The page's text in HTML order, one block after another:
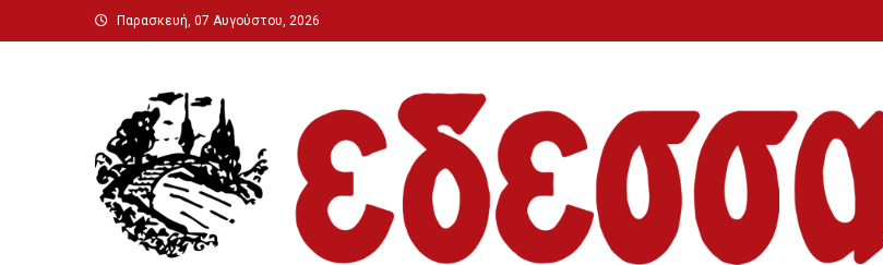
Μεταπηδήστε
στο
Παρασκευή, 07 Αυγούστου, 2026